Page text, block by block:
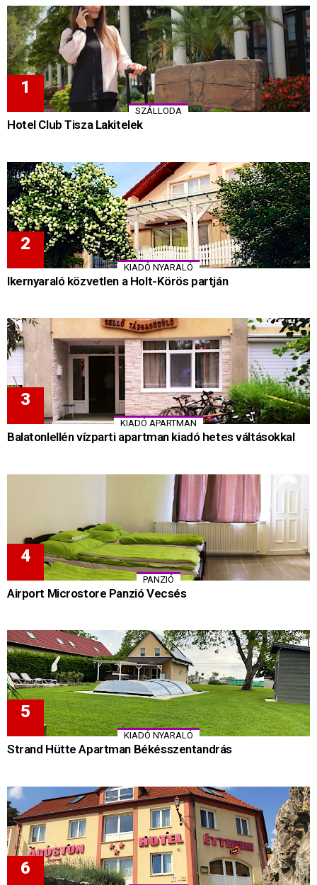
SZÁLLODA
Hotel Club Tisza Lakitelek
KIADÓ NYARALÓ
Ikernyaraló közvetlen a Holt-Körös partján
KIADÓ APARTMAN
Balatonlellén vízparti apartman kiadó hetes váltásokkal
PANZIÓ
Airport Microstore Panzió Vecsés
KIADÓ NYARALÓ
Strand Hütte Apartman Békésszentandrás